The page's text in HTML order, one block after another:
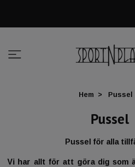
Hem Pussel
Pussel
Pussel för alla
Vi har allt för att göra dig som